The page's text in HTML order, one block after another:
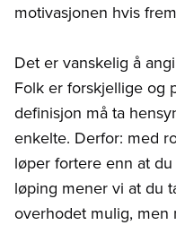
motivasjonen hvis
Det er vanskelig å
Folk er forskjellige og
definisjon må ta
enkelte. Derfor: med
løper fortere enn at
løping mener vi at du
overhodet mulig, men